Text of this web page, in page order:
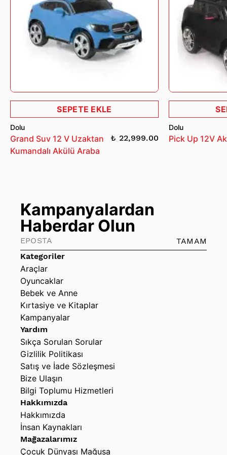
SEPETE EKLE
Dolu
Grand Suv 12 V Uzaktan
Kumandalı Akülü Araba
₺ 22,999.00
Dolu
Pick Up 12V
Kategoriler
Araçlar
Oyuncaklar
Bebek ve Anne
Kırtasiye ve Kitaplar
Kampanyalar
Yardım
Sıkça Sorulan Sorular
Gizlilik Politikası
Satış ve İade Sözleşmesi
Bize Ulaşın
Bilgi Toplumu Hizmetleri
Hakkımızda
Hakkımızda
İnsan Kaynakları
Mağazalarımız
Çocuk Dünyası Mağusa
Kampanyalardan
Haberdar Olun
TAMAM